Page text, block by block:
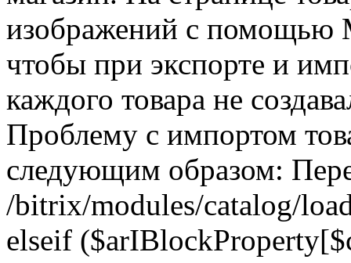
изображений с помощью
чтобы при экспорте и
каждого товара не
Проблему с импортом
следующим образом:
/bitrix/modules/catalog/
elseif